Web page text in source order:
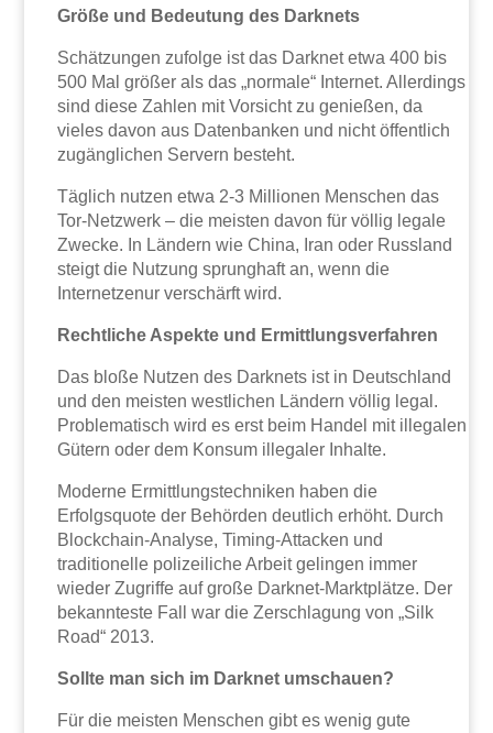
Größe und Bedeutung des Darknets
Schätzungen zufolge ist das Darknet etwa 400 bis
500 Mal größer als das „normale“ Internet. Allerdings
sind diese Zahlen mit Vorsicht zu genießen, da
vieles davon aus Datenbanken und nicht öffentlich
zugänglichen Servern besteht.
Täglich nutzen etwa 2-3 Millionen Menschen das
Tor-Netzwerk – die meisten davon für völlig legale
Zwecke. In Ländern wie China, Iran oder Russland
steigt die Nutzung sprunghaft an, wenn die
Internetzenur verschärft wird.
Rechtliche Aspekte und Ermittlungsverfahren
Das bloße Nutzen des Darknets ist in Deutschland
und den meisten westlichen Ländern völlig legal.
Problematisch wird es erst beim Handel mit illegalen
Gütern oder dem Konsum illegaler Inhalte.
Moderne Ermittlungstechniken haben die
Erfolgsquote der Behörden deutlich erhöht. Durch
Blockchain-Analyse, Timing-Attacken und
traditionelle polizeiliche Arbeit gelingen immer
wieder Zugriffe auf große Darknet-Marktplätze. Der
bekannteste Fall war die Zerschlagung von „Silk
Road“ 2013.
Sollte man sich im Darknet umschauen?
Für die meisten Menschen gibt es wenig gute